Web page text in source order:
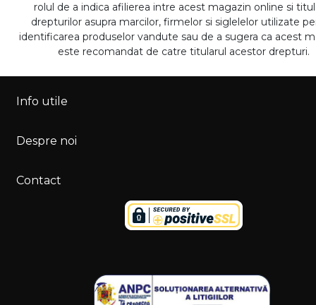
rolul de a indica afilierea intre acest magazin online si
drepturilor asupra marcilor, firmelor si siglelelor utilizate
identificarea produselor vandute sau de a sugera ca acest
este recomandat de catre titularul acestor drepturi.
Info utile
Despre noi
Contact